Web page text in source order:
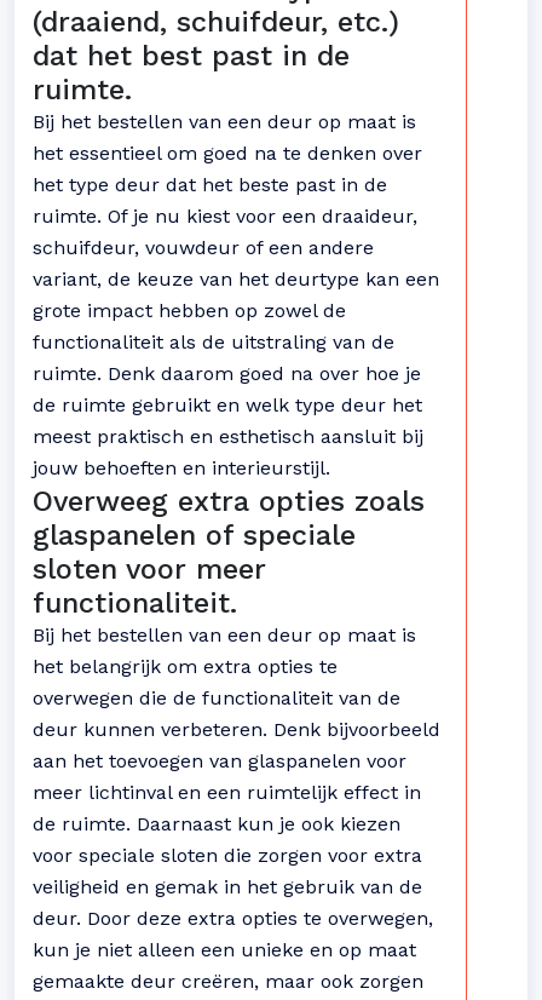
(draaiend, schuifdeur, etc.)
dat het best past in de
ruimte.
Bij het bestellen van een deur op maat is
het essentieel om goed na te denken over
het type deur dat het beste past in de
ruimte. Of je nu kiest voor een draaideur,
schuifdeur, vouwdeur of een andere
variant, de keuze van het deurtype kan een
grote impact hebben op zowel de
functionaliteit als de uitstraling van de
ruimte. Denk daarom goed na over hoe je
de ruimte gebruikt en welk type deur het
meest praktisch en esthetisch aansluit bij
jouw behoeften en interieurstijl.
Overweeg extra opties zoals
glaspanelen of speciale
sloten voor meer
functionaliteit.
Bij het bestellen van een deur op maat is
het belangrijk om extra opties te
overwegen die de functionaliteit van de
deur kunnen verbeteren. Denk bijvoorbeeld
aan het toevoegen van glaspanelen voor
meer lichtinval en een ruimtelijk effect in
de ruimte. Daarnaast kun je ook kiezen
voor speciale sloten die zorgen voor extra
veiligheid en gemak in het gebruik van de
deur. Door deze extra opties te overwegen,
kun je niet alleen een unieke en op maat
gemaakte deur creëren, maar ook zorgen